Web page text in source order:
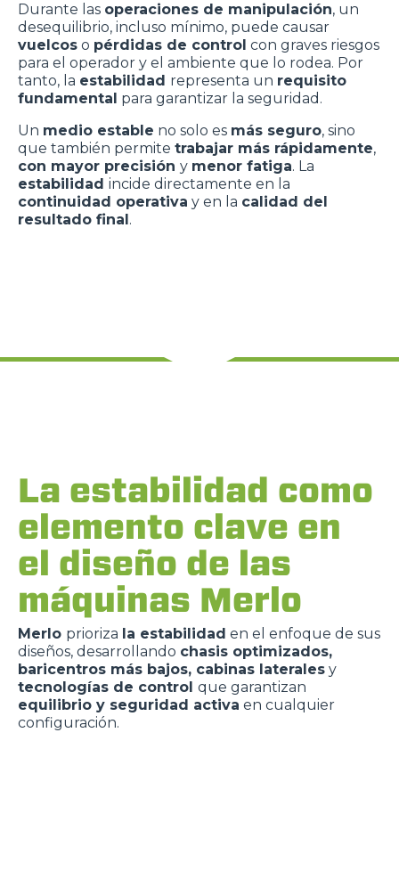
Durante las operaciones de manipulación, un
desequilibrio, incluso mínimo, puede causar
vuelcos o pérdidas de control con graves riesgos
para el operador y el ambiente que lo rodea. Por
tanto, la estabilidad representa un requisito
fundamental para garantizar la seguridad.
Un medio estable no solo es más seguro, sino
que también permite trabajar más rápidamente,
con mayor precisión y menor fatiga. La
estabilidad incide directamente en la
continuidad operativa y en la calidad del
resultado final.
La estabilidad como
elemento clave en
el diseño de las
máquinas Merlo
Merlo prioriza la estabilidad en el enfoque de sus
diseños, desarrollando chasis optimizados,
baricentros más bajos, cabinas laterales y
tecnologías de control que garantizan
equilibrio y seguridad activa en cualquier
configuración.